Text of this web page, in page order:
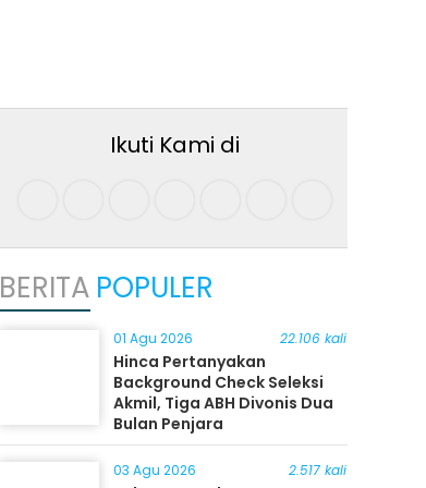
Ikuti Kami di
BERITA POPULER
01 Agu 2026 22.106 kali
Hinca Pertanyakan
Background Check Seleksi
Akmil, Tiga ABH Divonis Dua
Bulan Penjara
03 Agu 2026 2.517 kali